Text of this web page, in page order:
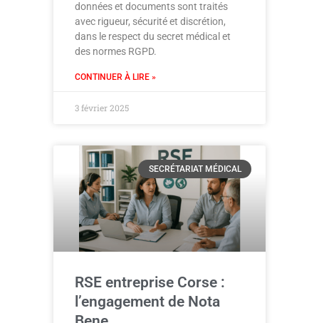
données et documents sont traités
avec rigueur, sécurité et discrétion,
dans le respect du secret médical et
des normes RGPD.
CONTINUER À LIRE »
3 février 2025
SECRÉTARIAT MÉDICAL
RSE entreprise Corse :
l’engagement de Nota